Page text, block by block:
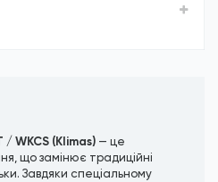
WKCS (Klimas) — це
що замінює традиційні
Завдяки спеціальному